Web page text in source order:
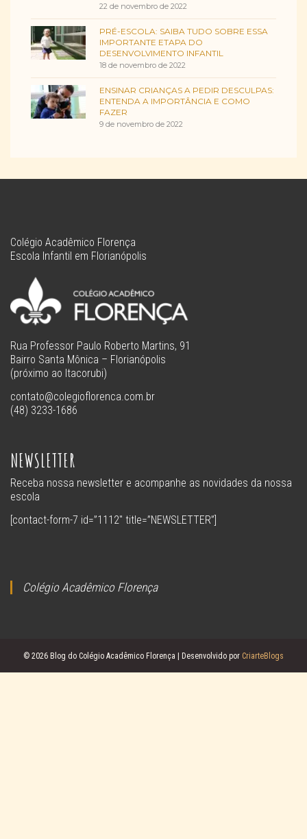
22 de novembro de 2022
PRÉ-ESCOLA: SAIBA TUDO SOBRE ESSA
IMPORTANTE ETAPA DO
DESENVOLVIMENTO INFANTIL
18 de novembro de 2022
ENSINAR CRIANÇAS A PEDIR DESCULPAS:
ENTENDA A IMPORTÂNCIA E COMO
FAZER
9 de novembro de 2022
Colégio Acadêmico Florença
Escola Infantil em Florianópolis
Rua Professor Paulo Roberto Martins, 91
Bairro Santa Mônica – Florianópolis
(próximo ao Itacorubi)
contato@colegioflorenca.com.br
(48) 3233-1686
NEWSLETTER
Receba nossa newsletter e acompanhe as novidades da nossa
escola
[contact-form-7 id=”1112″ title=”NEWSLETTER”]
Colégio Acadêmico Florença
© 2026 Blog do Colégio Acadêmico Florença | Desenvolvido por CriarteBlogs